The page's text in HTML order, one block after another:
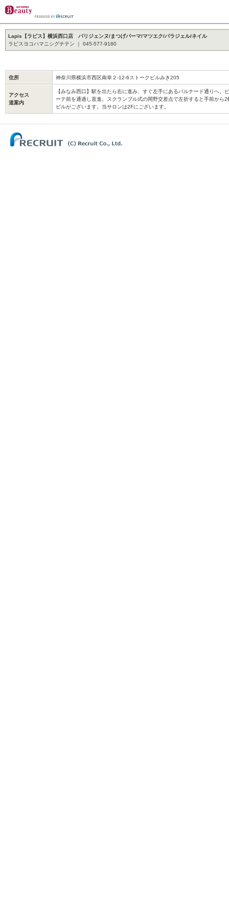
Lapis【ラピス】横浜西口店 パリジェンヌ/まつげパーマ/マツエク/パラジェル/ネイル
ラピスヨコハマニシグチテン ｜ 045-577-9180
住所 神奈川県横浜市西区南幸２-12-6ストークビルみき205
アクセス
道案内
【みなみ西口】駅を出たら右に進み、すぐ左手にあるパルナード通りへ。
ーテ前を通過し直進。スクランブル式の岡野交差点で左折すると手前から
ビルがございます。当サロンは2Fにございます。